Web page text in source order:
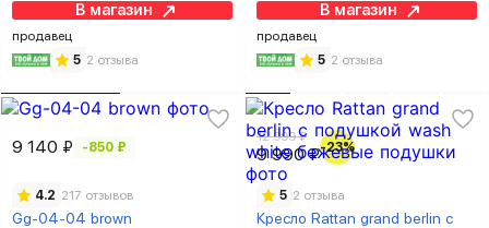
В магазин
продавец
5 2 отзыва
В магазин
продавец
5 2 отзыва
9 140 ₽ -850 ₽
4.2 217 отзывов
Gg-04-04 brown
12 999 ₽
9 990 ₽-23%
5 2 отзыва
Кресло Rattan grand berlin с